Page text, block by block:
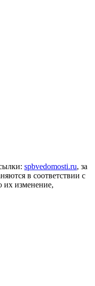
spbvedomosti.ru, за
в соответствии с
их изменение,